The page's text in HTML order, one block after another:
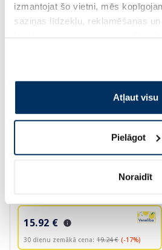
izmantojat šo vietni, mēs
saziņas līdzekļu, reklamēšanas un
pakalpojumus. Ja piekrītat šo
izmantošanai, lūdzu, atzīmējiet
Atļaut visu
Pielāgot
Noraidīt
Vairāk...
Sunscreen Tinted SPF50 serums,
15.92 €
30 dienu zemākā cena: 19.24 € (-17%)